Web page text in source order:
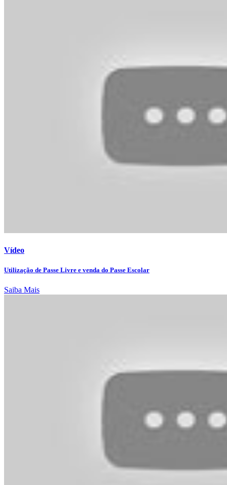
Vídeo
Utilização de Passe Livre e venda do Passe Escolar
Saiba Mais